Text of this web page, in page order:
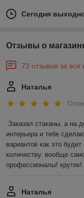
Сегодня
Отзывы о
73 отзывов за всё
Наталья
Заказал стаканы, а на
интерьера и тебе
вариантов как это
количеству. вообще
профессионалы! крутяк!
Наталья